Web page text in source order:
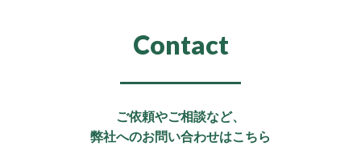
Contact
ご依頼やご相談など、
弊社へのお問い合わせはこちら